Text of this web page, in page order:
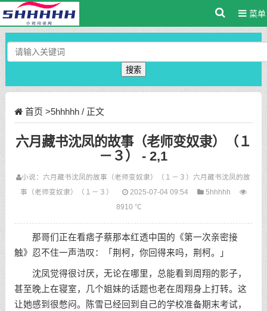
菜单
搜索
首页 >5hhhhh/ 正文
六月藏书沈凤的故事（老师变奴隶）（１
－３） - 2,1
小说：六月藏书沈凤的故事（老师变奴隶）（１－３）六月藏书沈凤的故
事（老师变奴隶）（１－３）
2025-07-04 09:54
5hhhhh
8910 ℃
那哥们正在看痞子蔡那本红透中国的《第一次亲密接
触》忍不住一声浩叹：「荆柯，你回得来吗，荆柯。」
沈凤觉得很讨厌，无论在哪里，总能看到周翔的影子，
甚至晚上在寝室，几个姐妹的话题也老在周翔身上打转。这
让她感到很憋闷。陈雪已经回到自己的学校准备期末考试，